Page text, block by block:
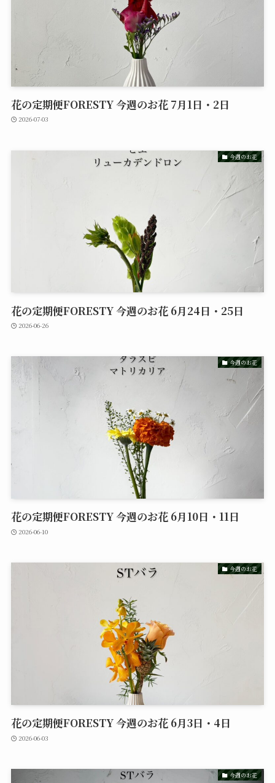
花の定期便FORESTY 今週のお花 7月1日・2日
2026-07-03
今週のお花
花の定期便FORESTY 今週のお花 6月24日・25日
2026-06-26
今週のお花
花の定期便FORESTY 今週のお花 6月10日・11日
2026-06-10
今週のお花
花の定期便FORESTY 今週のお花 6月3日・4日
2026-06-03
今週のお花